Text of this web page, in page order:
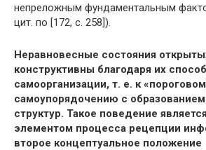
непреложным фундаментальным
цит. по [172, с. 258]).
Неравновесные состояния
конструктивны благодаря их
самоорганизации, т. е. к
самоупорядочению с
структур. Такое поведение
элементом процесса рецепции
второе концептуальное положение